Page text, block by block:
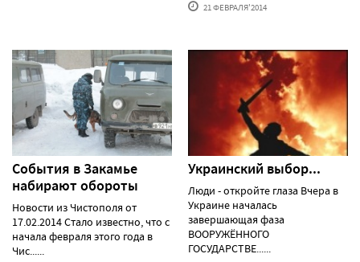
21 ФЕВРАЛЯ'2014
События в Закамье
набирают обороты
Новости из Чистополя от
17.02.2014 Стало известно, что с
начала февраля этого года в
Чис......
Украинский выбор...
Люди - откройте глаза Вчера в
Украине началась
завершающая фаза
ВООРУЖЁННОГО
ГОСУДАРСТВЕ......